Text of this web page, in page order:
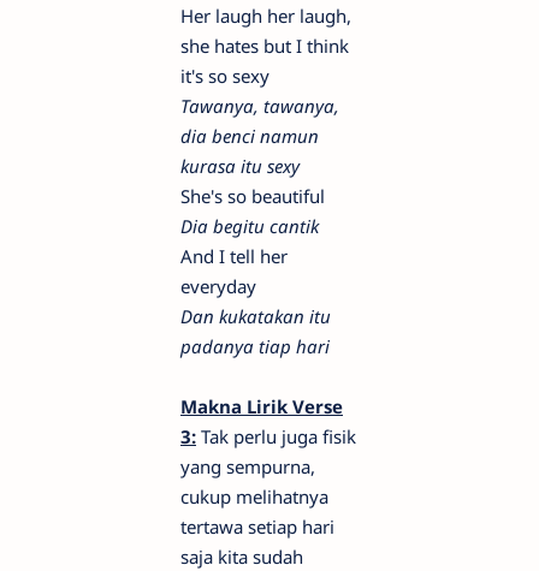
Her laugh her laugh,
she hates but I think
it's so sexy
Tawanya, tawanya,
dia benci namun
kurasa itu sexy
She's so beautiful
Dia begitu cantik
And I tell her
everyday
Dan kukatakan itu
padanya tiap hari
Makna Lirik Verse
3: Tak perlu juga fisik
yang sempurna,
cukup melihatnya
tertawa setiap hari
saja kita sudah